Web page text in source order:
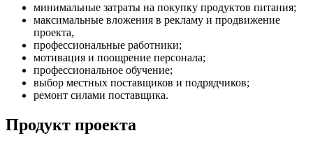
минимальные затраты на покупку продуктов питания;
максимальные вложения в рекламу и продвижение
проекта,
профессиональные работники;
мотивация и поощрение персонала;
профессиональное обучение;
выбор местных поставщиков и подрядчиков;
ремонт силами поставщика.
Продукт проекта